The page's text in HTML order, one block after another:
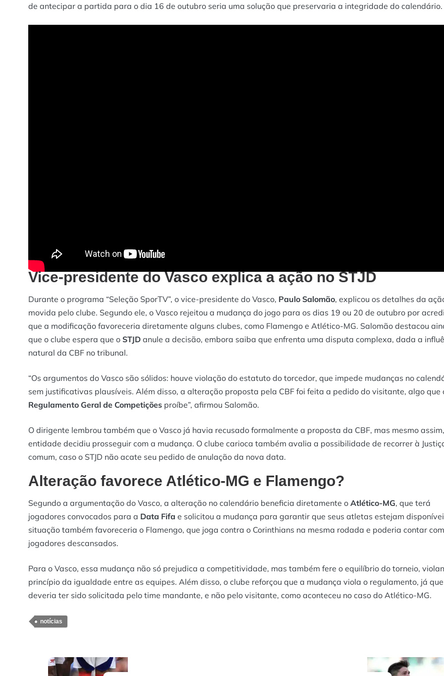
de antecipar a partida para o dia 16 de outubro seria uma solução que preservaria a integridade do calendário.
Vice-presidente do Vasco explica a ação no STJD
Durante o programa “Seleção SporTV”, o vice-presidente do Vasco, Paulo Salomão, explicou os detalhes da
movida pelo clube. Segundo ele, o Vasco rejeitou a mudança do jogo para os dias 19 ou 20 de outubro por
que a modificação favoreceria diretamente alguns clubes, como Flamengo e Atlético-MG. Salomão destacou
que o clube espera que o STJD anule a decisão, embora saiba que enfrenta uma disputa complexa, dada a
natural da CBF no tribunal.
“Os argumentos do Vasco são sólidos: houve violação do estatuto do torcedor, que impede mudanças no
sem justificativas plausíveis. Além disso, a alteração proposta pela CBF foi feita a pedido do visitante, algo que
Regulamento Geral de Competições proíbe”, afirmou Salomão.
O dirigente lembrou também que o Vasco já havia recusado formalmente a proposta da CBF, mas mesmo
entidade decidiu prosseguir com a mudança. O clube carioca também avalia a possibilidade de recorrer à
comum, caso o STJD não acate seu pedido de anulação da nova data.
Alteração favorece Atlético-MG e Flamengo?
Segundo a argumentação do Vasco, a alteração no calendário beneficia diretamente o Atlético-MG, que terá
jogadores convocados para a Data Fifa e solicitou a mudança para garantir que seus atletas estejam
situação também favoreceria o Flamengo, que joga contra o Corinthians na mesma rodada e poderia contar com
jogadores descansados.
Para o Vasco, essa mudança não só prejudica a competitividade, mas também fere o equilíbrio do torneio,
princípio da igualdade entre as equipes. Além disso, o clube reforçou que a mudança viola o regulamento, já que
deveria ter sido solicitada pelo time mandante, e não pelo visitante, como aconteceu no caso do Atlético-MG.
notícias